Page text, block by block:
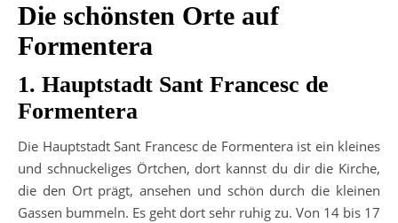
Die schönsten Orte auf
Formentera
1. Hauptstadt Sant Francesc de
Formentera
Die Hauptstadt Sant Francesc de Formentera ist ein kleines
und schnuckeliges Örtchen, dort kannst du dir die Kirche,
die den Ort prägt, ansehen und schön durch die kleinen
Gassen bummeln. Es geht dort sehr ruhig zu. Von 14 bis 17